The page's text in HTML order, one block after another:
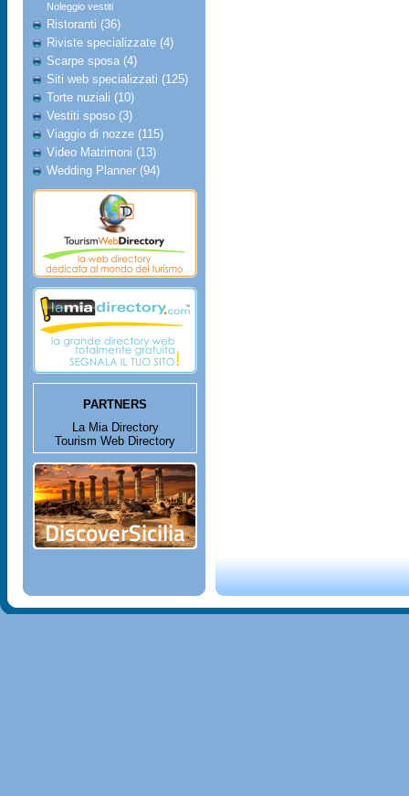
Noleggio vestiti
Ristoranti (36)
Riviste specializzate (4)
Scarpe sposa (4)
Siti web specializzati (125)
Torte nuziali (10)
Vestiti sposo (3)
Viaggio di nozze (115)
Video Matrimoni (13)
Wedding Planner (94)
PARTNERS
La Mia Directory
Tourism Web Directory